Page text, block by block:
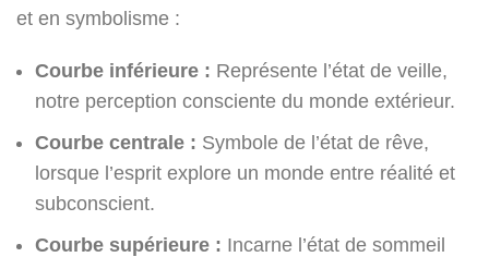
et en symbolisme :
Courbe inférieure : Représente l’état de veille,
notre perception consciente du monde extérieur.
Courbe centrale : Symbole de l’état de rêve,
lorsque l’esprit explore un monde entre réalité et
subconscient.
Courbe supérieure : Incarne l’état de sommeil